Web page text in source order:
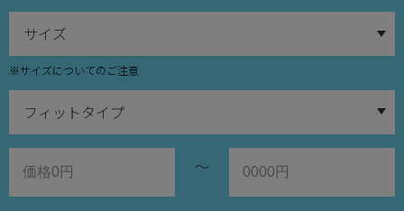
※サイズについてのご注意
～